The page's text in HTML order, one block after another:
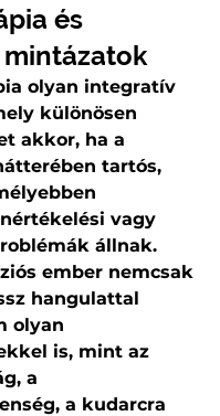
és
olyan integratív
különösen
akkor, ha a
tartós,
vagy
állnak.
ember nemcsak
hangulattal
olyan
is, mint az
a
a kudarcra